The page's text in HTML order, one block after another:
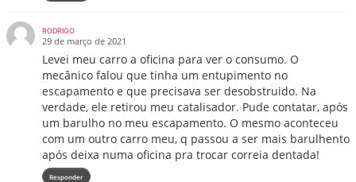
RODRIGO
29 de março de 2021
Levei meu carro a oficina para ver o consumo. O
mecânico falou que tinha um entupimento no
escapamento e que precisava ser desobstruido. Na
verdade, ele retirou meu catalisador. Pude contatar, após
um barulho no meu escapamento. O mesmo aconteceu
com um outro carro meu, q passou a ser mais barulhento
após deixa numa oficina pra trocar correia dentada!
Responder